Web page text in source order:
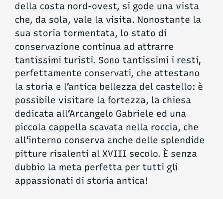
della costa nord-ovest, si gode una vista
che, da sola, vale la visita. Nonostante la
sua storia tormentata, lo stato di
conservazione continua ad attrarre
tantissimi turisti. Sono tantissimi i resti,
perfettamente conservati, che attestano
la storia e l’antica bellezza del castello: è
possibile visitare la fortezza, la chiesa
dedicata all’Arcangelo Gabriele ed una
piccola cappella scavata nella roccia, che
all’interno conserva anche delle splendide
pitture risalenti al XVIII secolo. È senza
dubbio la meta perfetta per tutti gli
appassionati di storia antica!